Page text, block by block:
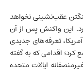
عقب‌نشینی نخواهد
این واکنش پس از آن
تعرفه‌های جدیدی
وضع کرد؛ اقدامی که به گفته
ایالات متحده